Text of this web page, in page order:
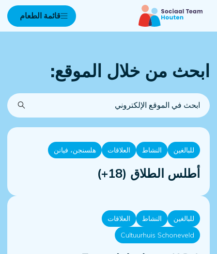
قائمة الطعام
ابحث من خلال الموقع:
ابحث
في
الإلكتروني
للبالغين النشاط العلاقات هلسنجن، فيانن
أطلس الطلاق (18+)
للبالغين النشاط
العلاقات
Cultuurhuis Schoneveld